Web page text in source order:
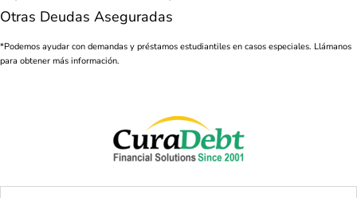
Otras Deudas Aseguradas
*Podemos ayudar con demandas y préstamos estudiantiles en casos especiales. Llámanos
para obtener más información.